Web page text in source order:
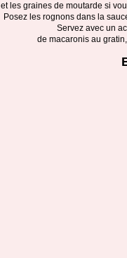
et les graines de moutarde si
Posez les rognons dans la
Servez avec un
de macaronis au